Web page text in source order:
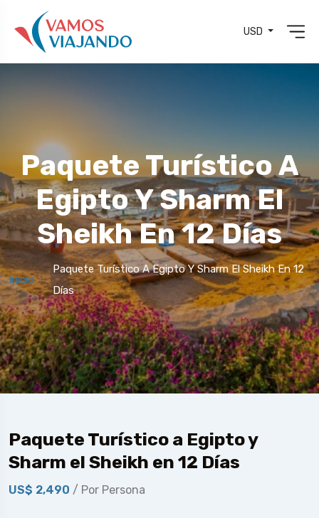
USD
Paquete Turístico A
Egipto Y Sharm El
Sheikh En 12 Días
Inicio
Paquete Turístico A Egipto Y Sharm El Sheikh En 12
Días
Paquete Turístico a Egipto y
Sharm el Sheikh en 12 Días
US$ 2,490 / Por Persona